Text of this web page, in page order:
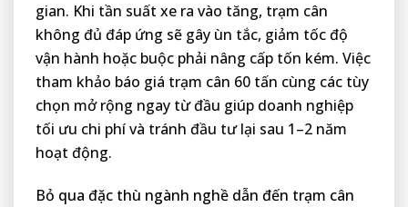
gian. Khi tần suất xe ra vào tăng, trạm cân
không đủ đáp ứng sẽ gây ùn tắc, giảm tốc độ
vận hành hoặc buộc phải nâng cấp tốn kém. Việc
tham khảo báo giá trạm cân 60 tấn cùng các tùy
chọn mở rộng ngay từ đầu giúp doanh nghiệp
tối ưu chi phí và tránh đầu tư lại sau 1–2 năm
hoạt động.
Bỏ qua đặc thù ngành nghề dẫn đến trạm cân